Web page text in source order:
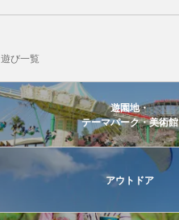
遊び一覧
遊園地・
テーマパーク・美術館
アウトドア